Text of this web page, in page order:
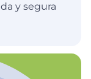
y segura